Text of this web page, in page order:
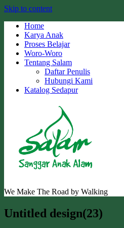
Skip to content
Home
Karya Anak
Proses Belajar
Woro-Woro
Tentang Salam
Daftar Penulis
Hubungi Kami
Katalog Sedapur
We Make The Road by Walking
Untitled design(23)